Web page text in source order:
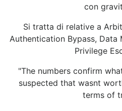
con
Si tratta di relative a
Authentication Bypass,
Privilege
"The numbers confirm
suspected that wasnt
terms of